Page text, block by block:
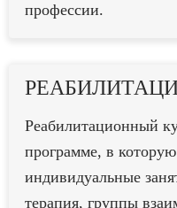
профессии.
Реабилитационный
программе, в
индивидуальные
терапия, группы